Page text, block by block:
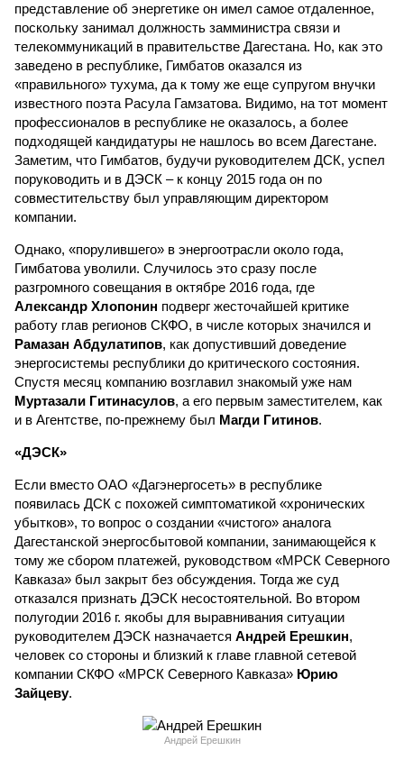
представление об энергетике он имел самое отдаленное,
поскольку занимал должность замминистра связи и
телекоммуникаций в правительстве Дагестана. Но, как это
заведено в республике, Гимбатов оказался из
«правильного» тухума, да к тому же еще супругом внучки
известного поэта Расула Гамзатова. Видимо, на тот момент
профессионалов в республике не оказалось, а более
подходящей кандидатуры не нашлось во всем Дагестане.
Заметим, что Гимбатов, будучи руководителем ДСК, успел
поруководить и в ДЭСК – к концу 2015 года он по
совместительству был управляющим директором
компании.
Однако, «порулившего» в энергоотрасли около года,
Гимбатова уволили. Случилось это сразу после
разгромного совещания в октябре 2016 года, где
Александр Хлопонин подверг жесточайшей критике
работу глав регионов СКФО, в числе которых значился и
Рамазан Абдулатипов, как допустивший доведение
энергосистемы республики до критического состояния.
Спустя месяц компанию возглавил знакомый уже нам
Муртазали Гитинасулов, а его первым заместителем, как
и в Агентстве, по-прежнему был Магди Гитинов.
«ДЭСК»
Если вместо ОАО «Дагэнергосеть» в республике
появилась ДСК с похожей симптоматикой «хронических
убытков», то вопрос о создании «чистого» аналога
Дагестанской энергосбытовой компании, занимающейся к
тому же сбором платежей, руководством «МРСК Северного
Кавказа» был закрыт без обсуждения. Тогда же суд
отказался признать ДЭСК несостоятельной. Во втором
полугодии 2016 г. якобы для выравнивания ситуации
руководителем ДЭСК назначается Андрей Ерешкин,
человек со стороны и близкий к главе главной сетевой
компании СКФО «МРСК Северного Кавказа» Юрию
Зайцеву.
Андрей Ерешкин